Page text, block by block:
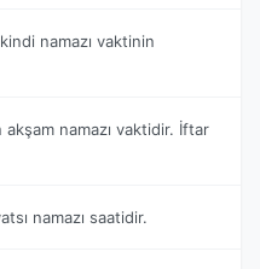
namazı vaktinin
namazı vaktidir. İftar
namazı saatidir.